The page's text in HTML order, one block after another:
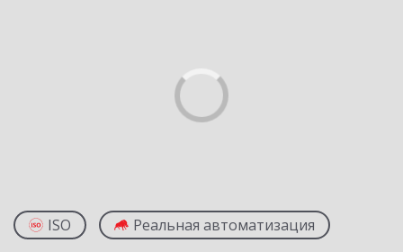
ISO Реальная автоматизация